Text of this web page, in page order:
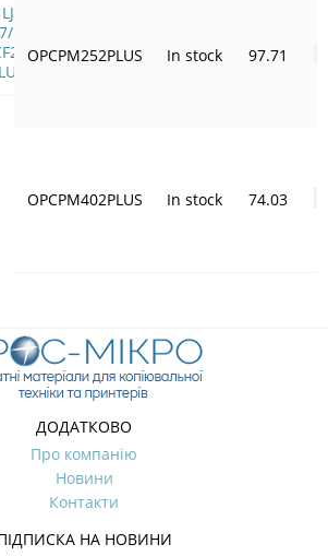
Pro
M506
OPCPM252PLUS In stock 97.71
OPCPM402PLUS In stock 74.03
ДОДАТКОВО
Про компанію
Новини
Контакти
НА НОВИНИ